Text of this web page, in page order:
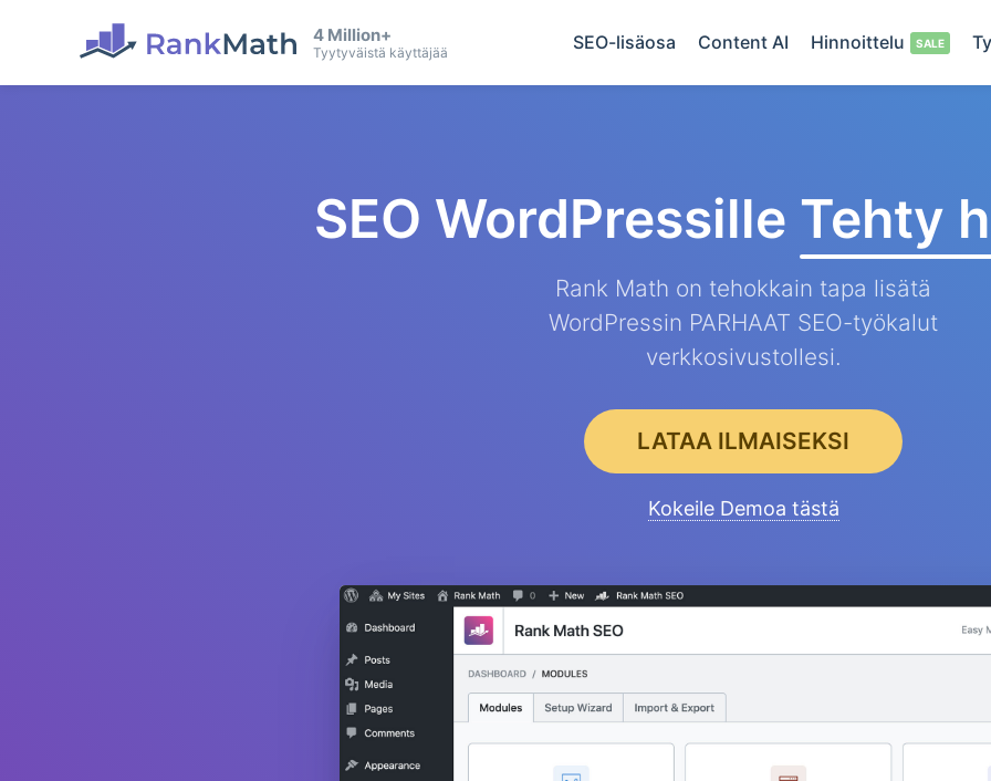
4 Million+
Tyytyväistä käyttäjää SEO-lisäosa Content AI Hinnoittelu
SEO WordPressille Tehty
Rank Math on tehokkain tapa lisätä
WordPressin PARHAAT SEO-työkalut
verkkosivustollesi.
LATAA ILMAISEKSI
Kokeile Demoa tästä